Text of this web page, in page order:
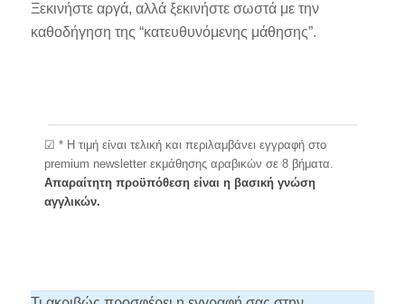
Ξεκινήστε αργά, αλλά ξεκινήστε σωστά με την
καθοδήγηση της “κατευθυνόμενης μάθησης”.
☑ * Η τιμή είναι τελική και περιλαμβάνει εγγραφή στο
premium newsletter εκμάθησης αραβικών σε 8 βήματα.
Απαραίτητη προϋπόθεση είναι η βασική γνώση
αγγλικών.